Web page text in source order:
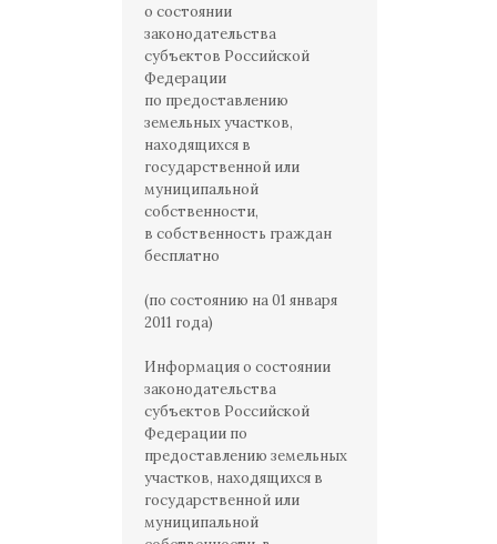
о состоянии
законодательства
субъектов Российской
Федерации
по предоставлению
земельных участков,
находящихся в
государственной или
муниципальной
собственности,
в собственность граждан
бесплатно
(по состоянию на 01 января
2011 года)
Информация о состоянии
законодательства
субъектов Российской
Федерации по
предоставлению земельных
участков, находящихся в
государственной или
муниципальной